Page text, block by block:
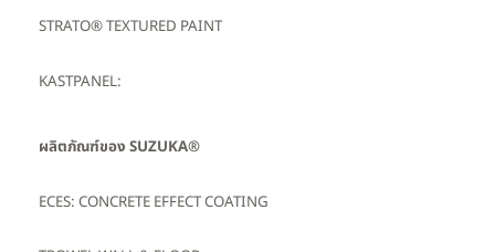
STRATO® TEXTURED PAINT
KASTPANEL:
ผลิตภัณฑ์ของ SUZUKA®
ECES: CONCRETE EFFECT COATING